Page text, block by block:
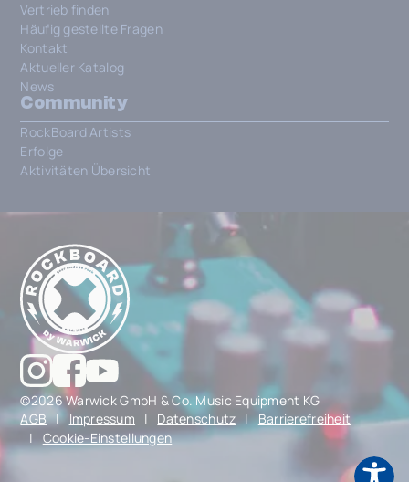
Vertrieb finden
Häufig gestellte Fragen
Kontakt
Aktueller Katalog
News
Community
RockBoard Artists
Erfolge
Aktivitäten Übersicht
©2026 Warwick GmbH & Co. Music Equipment KG
AGB | Impressum | Datenschutz |
Barrierefreiheit
|
Cookie-Einstellungen